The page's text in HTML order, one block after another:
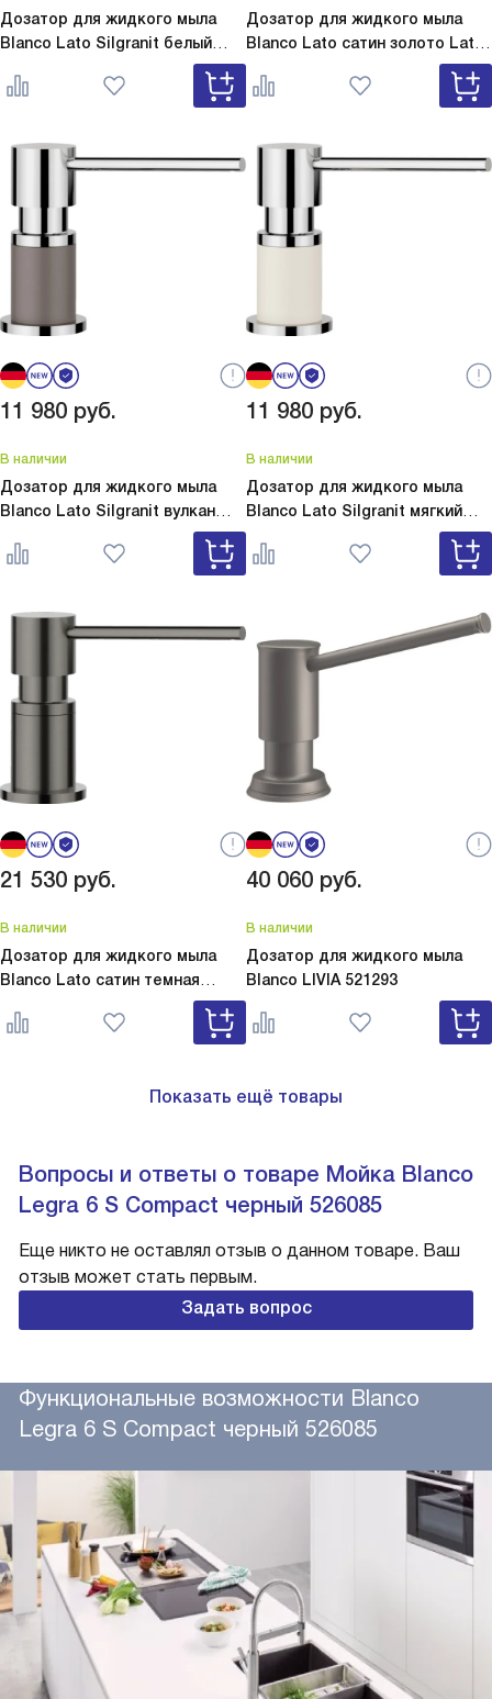
Дозатор для жидкого мыла
Blanco Lato Silgranit белый
Lato Silgranit белый 525814
Дозатор для жидкого мыла
Blanco Lato сатин золото Lato
11 980 руб.
В наличии
Дозатор для жидкого мыла
Blanco Lato Silgranit вулкан
Lato Silgranit вулкан
серый 526954
11 980 руб.
В наличии
Дозатор для жидкого мыла
Blanco Lato Silgranit мягкий
Lato Silgranit мягкий
белый 526955
21 530 руб.
В наличии
Дозатор для жидкого мыла
Blanco Lato сатин темная
Lato сатин темная сталь
527743
40 060 руб.
В наличии
Дозатор для жидкого мыла
Blanco LIVIA 521293
Показать ещё товары
Вопросы и ответы о товаре Мойка Blanco
Legra 6 S Compact черный 526085
Еще никто не оставлял отзыв о данном товаре. Ваш
отзыв может стать первым.
Задать вопрос
Функциональные возможности Blanco
Legra 6 S Compact черный 526085